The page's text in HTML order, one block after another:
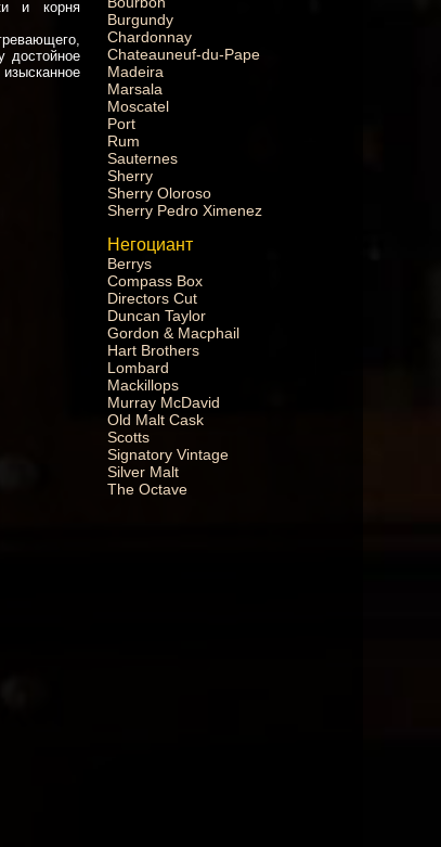
и корня
достойное
Burgundy
Chardonnay
Chateauneuf-du-Pape
Madeira
Marsala
Moscatel
Port
Rum
Sauternes
Sherry
Sherry Oloroso
Sherry Pedro Ximenez
Негоциант
Berrys
Compass Box
Directors Cut
Duncan Taylor
Gordon & Macphail
Hart Brothers
Lombard
Mackillops
Murray McDavid
Old Malt Cask
Scotts
Signatory Vintage
Silver Malt
The Octave